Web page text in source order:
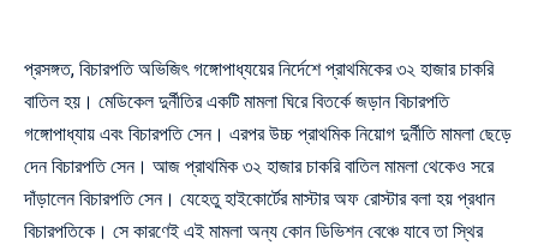
প্রসঙ্গত, বিচারপতি অভিজিৎ গঙ্গোপাধ্যয়ের নির্দেশে প্রাথমিকের ৩২ হাজার চাকরি
বাতিল হয়। মেডিকেল দুর্নীতির একটি মামলা ঘিরে বিতর্কে জড়ান বিচারপতি
গঙ্গোপাধ্যায় এবং বিচারপতি সেন। এরপর উচ্চ প্রাথমিক নিয়োগ দুর্নীতি মামলা ছেড়ে
দেন বিচারপতি সেন। আজ প্রাথমিক ৩২ হাজার চাকরি বাতিল মামলা থেকেও সরে
দাঁড়ালেন বিচারপতি সেন। যেহেতু হাইকোর্টের মাস্টার অফ রোস্টার বলা হয় প্রধান
বিচারপতিকে। সে কারণেই এই মামলা অন্য কোন ডিভিশন বেঞ্চে যাবে তা স্থির